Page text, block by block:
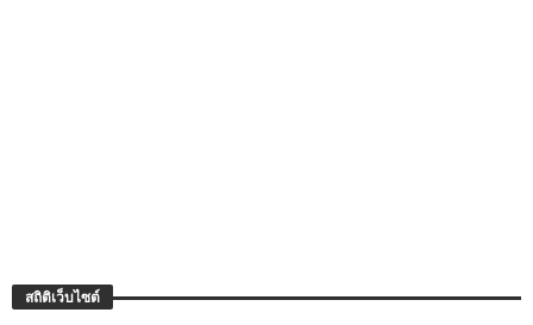
สถิติเว็บไซต์